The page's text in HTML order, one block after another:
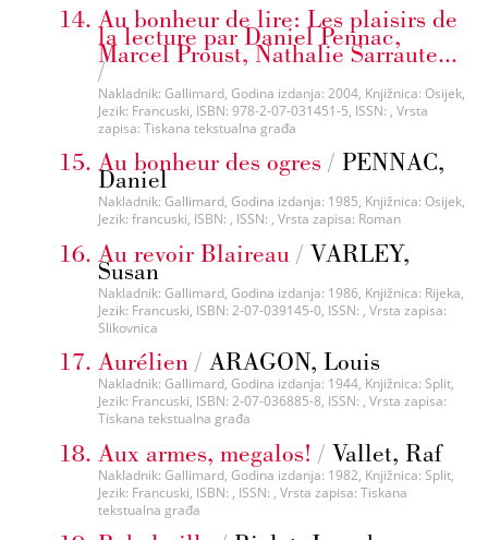
Au bonheur de lire: Les plaisirs de
la lecture par Daniel Pennac,
Marcel Proust, Nathalie Sarraute...
/
Nakladnik: Gallimard, Godina izdanja: 2004, Knjižnica: Osijek,
Jezik: Francuski, ISBN: 978-2-07-031451-5, ISSN: , Vrsta
zapisa: Tiskana tekstualna građa
Au bonheur des ogres / PENNAC,
Daniel
Nakladnik: Gallimard, Godina izdanja: 1985, Knjižnica: Osijek,
Jezik: francuski, ISBN: , ISSN: , Vrsta zapisa: Roman
Au revoir Blaireau / VARLEY,
Susan
Nakladnik: Gallimard, Godina izdanja: 1986, Knjižnica: Rijeka,
Jezik: Francuski, ISBN: 2-07-039145-0, ISSN: , Vrsta zapisa:
Slikovnica
Aurélien / ARAGON, Louis
Nakladnik: Gallimard, Godina izdanja: 1944, Knjižnica: Split,
Jezik: Francuski, ISBN: 2-07-036885-8, ISSN: , Vrsta zapisa:
Tiskana tekstualna građa
Aux armes, megalos! / Vallet, Raf
Nakladnik: Gallimard, Godina izdanja: 1982, Knjižnica: Split,
Jezik: Francuski, ISBN: , ISSN: , Vrsta zapisa: Tiskana
tekstualna građa